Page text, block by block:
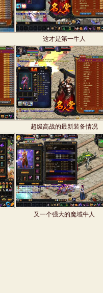
这才是第一牛人
超级高战的最新装备情况
又一个强大的魔域牛人